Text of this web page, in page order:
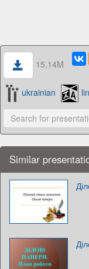
15.14M
ukrainian
Similar